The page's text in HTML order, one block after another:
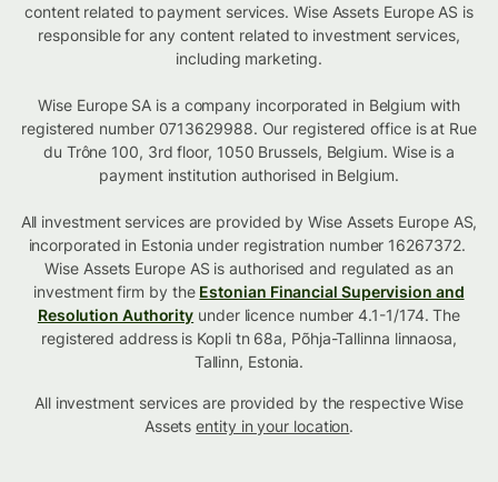
content related to payment services. Wise Assets Europe AS is
responsible for any content related to investment services,
including marketing.
Wise Europe SA is a company incorporated in Belgium with
registered number 0713629988. Our registered office is at Rue
du Trône 100, 3rd floor, 1050 Brussels, Belgium. Wise is a
payment institution authorised in Belgium.
All investment services are provided by Wise Assets Europe AS,
incorporated in Estonia under registration number 16267372.
Wise Assets Europe AS is authorised and regulated as an
investment firm by the Estonian Financial Supervision and
Resolution Authority under licence number 4.1-1/174. The
registered address is Kopli tn 68a, Põhja-Tallinna linnaosa,
Tallinn, Estonia.
All investment services are provided by the respective Wise
Assetsentity in your location.